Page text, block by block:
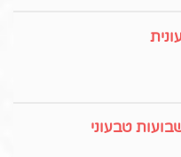
טבעוני